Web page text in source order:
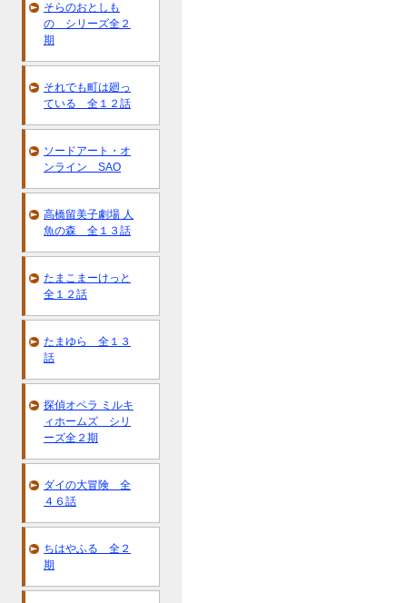
そらのおとしも
の シリーズ全２
期
それでも町は廻っ
ている 全１２話
ソードアート・オ
ンライン SAO
高橋留美子劇場 人
魚の森 全１３話
たまこまーけっと
全１２話
たまゆら 全１３
話
探偵オペラ ミルキ
ィホームズ シリ
ーズ全２期
ダイの大冒険 全
４６話
ちはやふる 全２
期